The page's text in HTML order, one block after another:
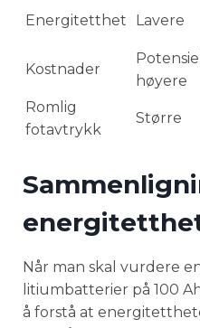
Energitetthet Lavere
Kostnader
høyere
Romlig
fotavtrykk
Større
Når man skal vurdere
litiumbatterier på 100
å forstå at